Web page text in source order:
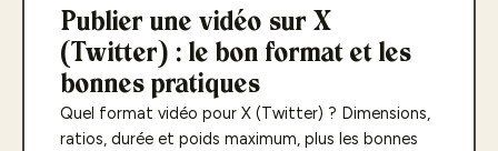
Publier une vidéo sur X
(Twitter) : le bon format et les
bonnes pratiques
Quel format vidéo pour X (Twitter) ? Dimensions,
ratios, durée et poids maximum, plus les bonnes